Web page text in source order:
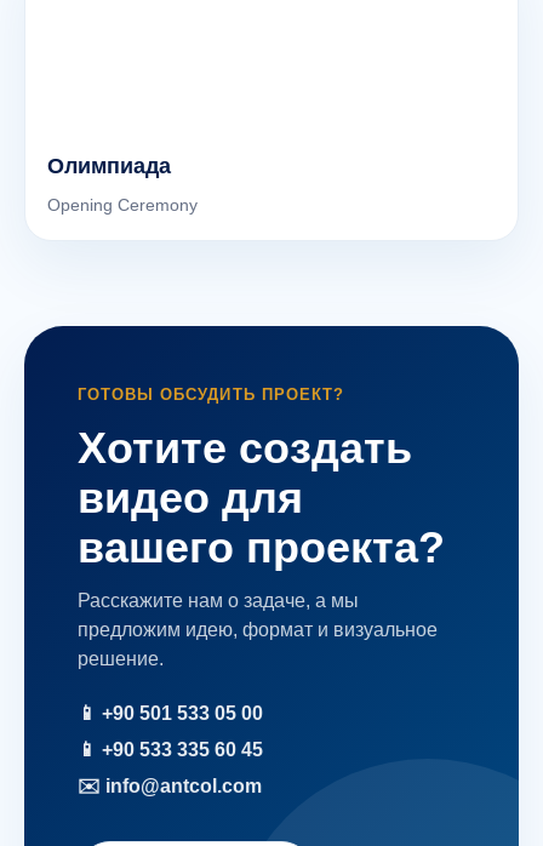
Олимпиада
Opening Ceremony
ГОТОВЫ ОБСУДИТЬ ПРОЕКТ?
Хотите создать
видео для
вашего проекта?
Расскажите нам о задаче, а мы
предложим идею, формат и визуальное
решение.
📱 +90 501 533 05 00
📱 +90 533 335 60 45
✉️ info@antcol.com
ChatApp
мессенджер!
Telegram